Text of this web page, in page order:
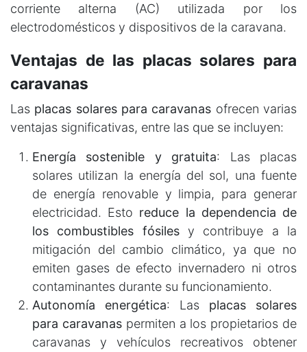
corriente alterna (AC) utilizada por los
electrodomésticos y dispositivos de la caravana.
Ventajas de las placas solares para
caravanas
Las placas solares para caravanas ofrecen varias
ventajas significativas, entre las que se incluyen:
Energía sostenible y gratuita: Las placas
solares utilizan la energía del sol, una fuente
de energía renovable y limpia, para generar
electricidad. Esto reduce la dependencia de
los combustibles fósilesy contribuye a la
mitigación del cambio climático, ya que no
emiten gases de efecto invernadero ni otros
contaminantes durante su funcionamiento.
Autonomía energética: Las placas solares
para caravanaspermiten a los propietarios de
caravanas y vehículos recreativos obtener